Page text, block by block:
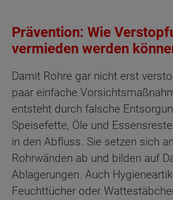
Prävention: Wie
vermieden werden
Damit Rohre gar nicht erst
paar einfache
entsteht durch falsche
Speisefette, Öle und
in den Abfluss. Sie setzen sich
Rohrwänden ab und bilden auf
Ablagerungen. Auch
Feuchttücher oder